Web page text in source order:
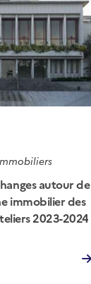
autour de
immobilier des
2023-2024